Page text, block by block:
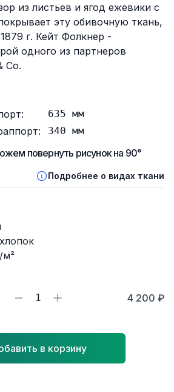
из листьев и ягод ежевики с
эту обивочную ткань,
г. Кейт Фолкнер -
одного из партнеров
Co.
635 мм
340 мм
повернуть рисунок на 90°
Подробнее о видах ткани
м²
1 4 200 ₽
в корзину